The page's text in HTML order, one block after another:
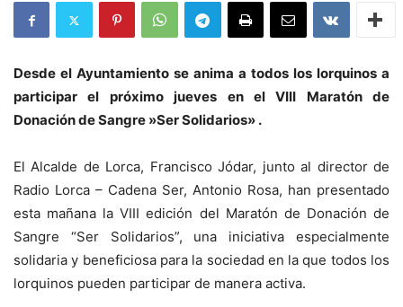
Desde el Ayuntamiento se anima a todos los lorquinos a
participar el próximo jueves en el VIII Maratón de
Donación de Sangre »Ser Solidarios» .
El Alcalde de Lorca, Francisco Jódar, junto al director de
Radio Lorca – Cadena Ser, Antonio Rosa, han presentado
esta mañana la VIII edición del Maratón de Donación de
Sangre “Ser Solidarios”, una iniciativa especialmente
solidaria y beneficiosa para la sociedad en la que todos los
lorquinos pueden participar de manera activa.